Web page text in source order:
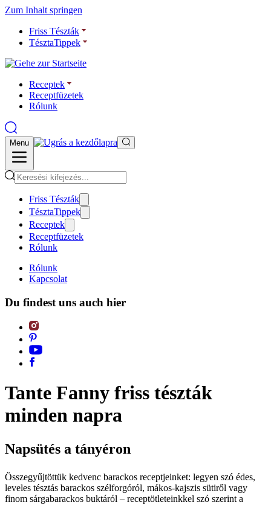
Zum Inhalt springen
Friss Tészták
TésztaTippek
Receptek
Receptfüzetek
Rólunk
Menu
Friss Tészták
TésztaTippek
Receptek
Receptfüzetek
Rólunk
Rólunk
Kapcsolat
Du findest uns auch hier
Tante Fanny friss tészták
minden napra
Napsütés a tányéron
Összegyűjtöttük kedvenc barackos receptjeinket: legyen szó édes,
leveles tésztás barackos szélforgóról, mákos-kajszis sütiről vagy
finom sárgabarackos buktáról – receptötleteinkkel szó szerint a